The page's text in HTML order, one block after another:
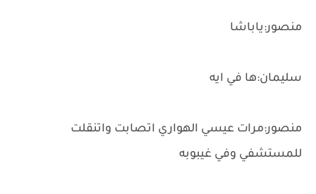
منصور:ياباشا
سليمان:ها في ايه
منصور:مرات عيسي الهواري اتصابت واتنقلت
للمستشفي وفي غيبوبه